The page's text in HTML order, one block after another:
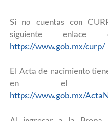
Si no cuentas con
siguiente enlace
https://www.gob.mx/curp/
El Acta de nacimiento
en el
https://www.gob.mx/